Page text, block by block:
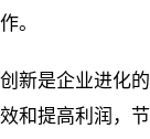
作。
创新是企业进化
效和提高利润，